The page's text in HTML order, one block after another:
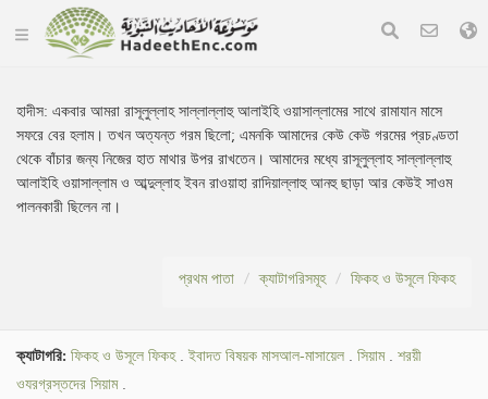
হাদীস:একবার আমরা রাসূলুল্লাহ সাল্লাল্লাহু আলাইহি ওয়াসাল্লামের সাথে রামাযান মাসে
সফরে বের হলাম। তখন অত্যন্ত গরম ছিলো; এমনকি আমাদের কেউ কেউ গরমের প্রচণ্ডতা
থেকে বাঁচার জন্য নিজের হাত মাথার উপর রাখতেন। আমাদের মধ্যে রাসূলুল্লাহ সাল্লাল্লাহু
আলাইহি ওয়াসাল্লাম ও আব্দুল্লাহ ইবন রাওয়াহা রাদিয়াল্লাহু আনহু ছাড়া আর কেউই সাওম
পালনকারী ছিলেন না।
প্রথম পাতা ক্যাটাগরিসমূহ ফিকহ ও উসূলে ফিকহ
ক্যাটাগরি: ফিকহ ও উসূলে ফিকহ. ইবাদত বিষয়ক মাসআল-মাসায়েল . সিয়াম. শরয়ী
ওযরগ্রস্তদের সিয়াম.